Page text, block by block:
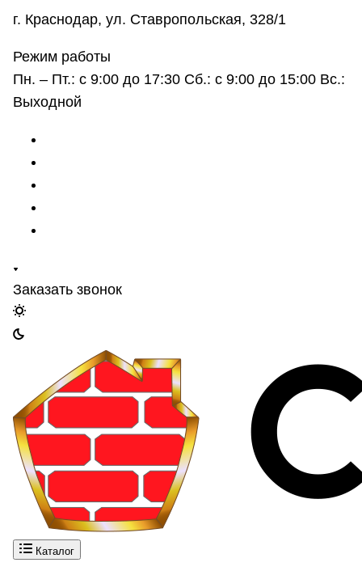
г. Краснодар, ул. Ставропольская, 328/1
Режим работы
Пн. – Пт.: с 9:00 до 17:30 Сб.: с 9:00 до 15:00 Вс.:
Выходной
Заказать звонок
Каталог